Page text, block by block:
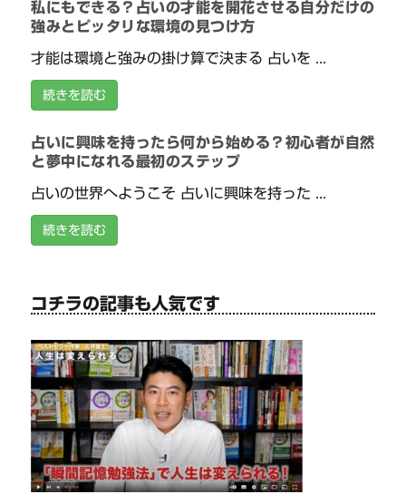
私にもできる？占いの才能を開花させる自分だけの
強みとピッタリな環境の見つけ方
才能は環境と強みの掛け算で決まる 占いを ...
続きを読む
占いに興味を持ったら何から始める？初心者が自然
と夢中になれる最初のステップ
占いの世界へようこそ 占いに興味を持った ...
続きを読む
コチラの記事も人気です